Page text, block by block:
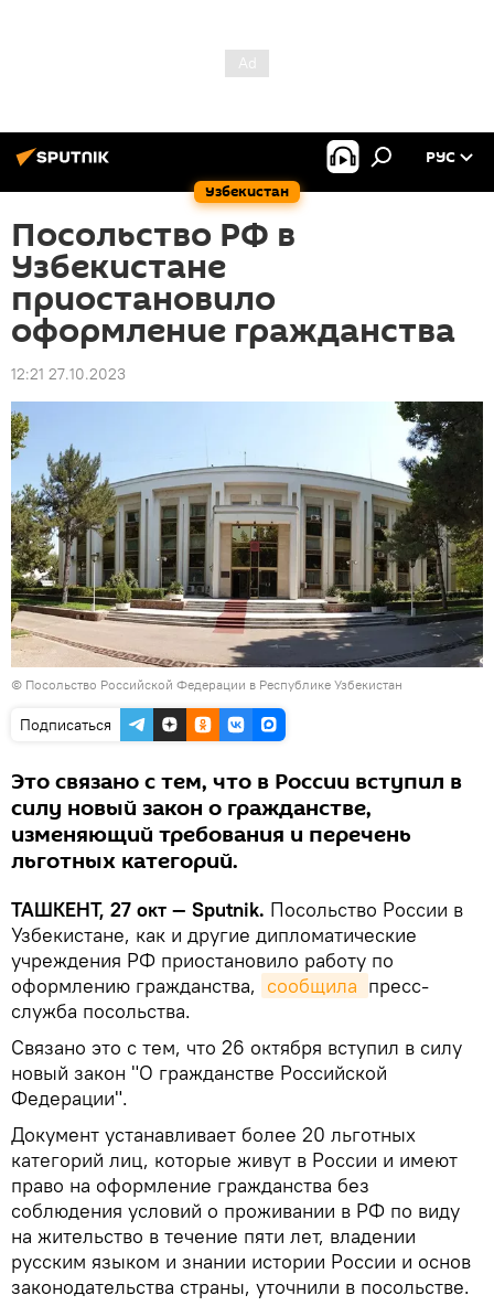
Узбекистан
РУС
Посольство РФ в
Узбекистане
приостановило
оформление гражданства
12:21 27.10.2023
© Посольство Российской Федерации в Республике Узбекистан
Подписаться
Это связано с тем, что в России вступил в
силу новый закон о гражданстве,
изменяющий требования и перечень
льготных категорий.
ТАШКЕНТ, 27 окт — Sputnik. Посольство России в
Узбекистане, как и другие дипломатические
учреждения РФ приостановило работу по
оформлению гражданства, сообщила пресс-
служба посольства.
Связано это с тем, что 26 октября вступил в силу
новый закон "О гражданстве Российской
Федерации".
Документ устанавливает более 20 льготных
категорий лиц, которые живут в России и имеют
право на оформление гражданства без
соблюдения условий о проживании в РФ по виду
на жительство в течение пяти лет, владении
русским языком и знании истории России и основ
законодательства страны, уточнили в посольстве.